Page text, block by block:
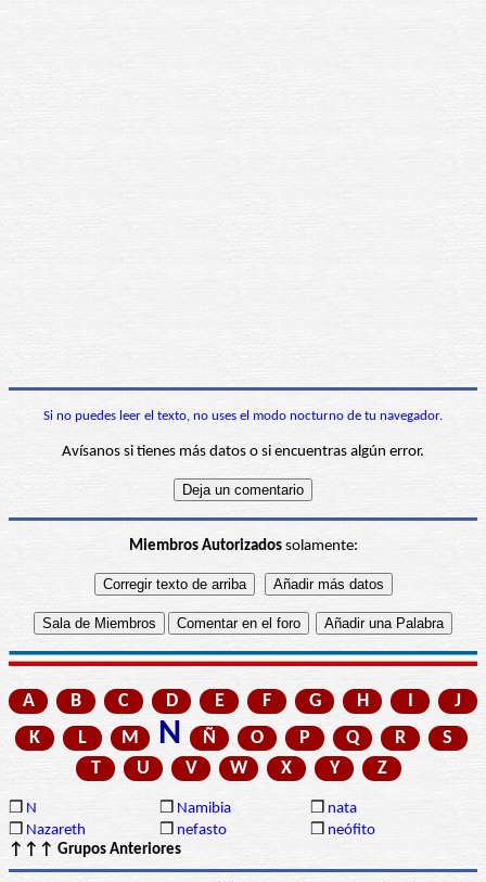
Si no puedes leer el texto, no uses el modo nocturno de tu navegador.
Avísanos si tienes más datos o si encuentras algún error.
Miembros Autorizadossolamente:
A B C D E F G H I
J
K
L M N Ñ O P Q R
S
T
U V W X Y Z
❒ N ❒ Namibia ❒ nata
❒ Nazareth ❒ nefasto ❒ neófito
↑↑↑ Grupos Anteriores